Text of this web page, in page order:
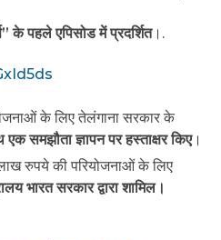
के पहले एपिसोड में प्रदर्शित।.
के लिए तेलंगाना सरकार के
समझौता ज्ञापन पर हस्ताक्षर किए।
रुपये की परियोजनाओं के लिए
भारत सरकार द्वारा शामिल।